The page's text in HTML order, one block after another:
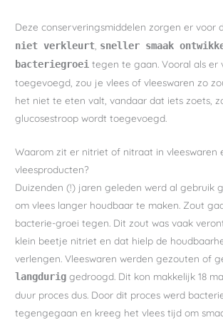
Deze conserveringsmiddelen zorgen er voor
niet verkleurt sneller smaak
bacteriegroei tegen te gaan. Vooral als er
toegevoegd, zou je vlees of vleeswaren zo
het niet te eten valt, vandaar dat iets zoets,
glucosestroop wordt toegevoegd.
Waarom zit er nitriet of nitraat in vleeswaren
vleesproducten?
Duizenden (!) jaren geleden werd al gebruik
om vlees langer houdbaar te maken. Zout
bacterie-groei tegen. Dit zout was vaak
klein beetje nitriet en dat hielp de
verlengen. Vleeswaren werden gezouten of
langdurig gedroogd. Dit kon makkelijk 18
duur proces dus. Door dit proces werd
tegengegaan en kreeg het vlees tijd om